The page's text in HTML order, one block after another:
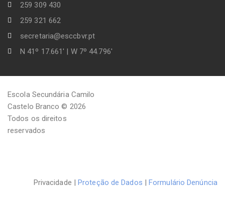
259 309 430
259 321 662
secretaria@esccbvr.pt
N 41º 17.661' | W 7º 44.796'
Escola Secundária Camilo
Castelo Branco © 2026
Todos os direitos
reservados
Privacidade |Proteção de Dados |Formulário Denúncia